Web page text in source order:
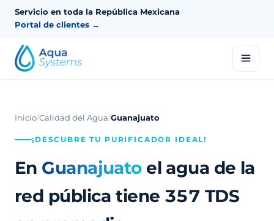
Servicio en toda la República Mexicana
Portal de clientes →
Inicio/Calidad del Agua/Guanajuato
¡DESCUBRE TU PURIFICADOR IDEAL!
En Guanajuatoel agua de la
red pública tiene 357 TDS